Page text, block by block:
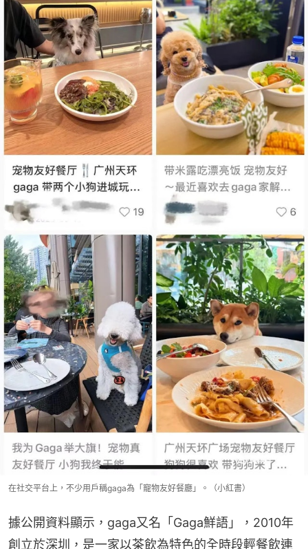
在社交平台上，不少用戶稱gaga為「寵物友好餐廳」。（小紅書）
據公開資料顯示，gaga又名「Gaga鮮語」，2010年
創立於深圳，是一家以茶飲為特色的全時段輕餐飲連